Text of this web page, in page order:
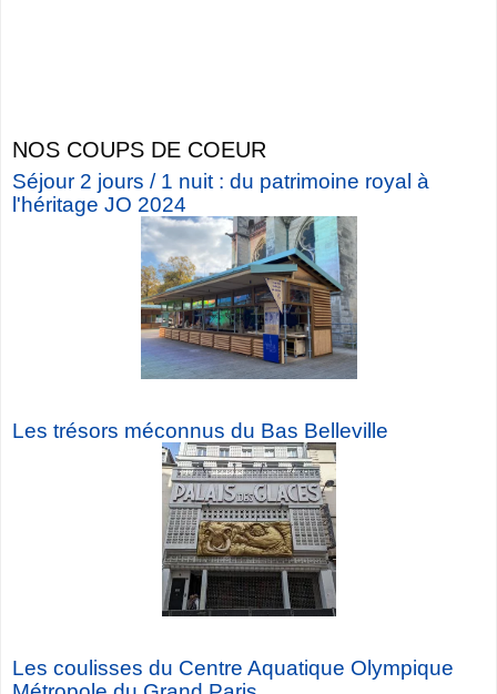
NOS COUPS DE COEUR
Séjour 2 jours / 1 nuit : du patrimoine royal à
l'héritage JO 2024
Les trésors méconnus du Bas Belleville
Les coulisses du Centre Aquatique Olympique